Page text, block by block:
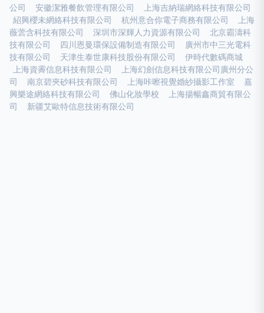
公司 安徽潔雅餐飲管理有限公司
上海吉納瑞網絡科技有限公司
紹興櫻未網絡科技有限公司
杭州意合你電子商務有限公司
上海
薇蕓含科技有限公司
深圳市深輝人力資源有限公司
北京霸濤科
技有限公司
四川恩曼環保設備制造有限公司
廣州市中三光電科
技有限公司
天津生泰世康科技股份有限公司
伊時代數碼商城
上海資霽信息科技有限公司
上海幻劍信息科技有限公司廣州分公
司
南京碧夾砂科技有限公司 上海咔嚓視覺婚紗攝影工作室
嘉
興樂途網絡科技有限公司
佛山化妝學校
上海揚暢鑫商貿有限公
司
新疆艾歐特信息技術有限公司